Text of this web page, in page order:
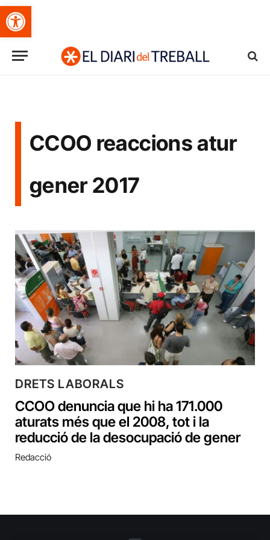
Obre la barra d'eines
CCOO reaccions atur
gener 2017
DRETS LABORALS
CCOO denuncia que hi ha 171.000
aturats més que el 2008, tot i la
reducció de la desocupació de gener
Redacció